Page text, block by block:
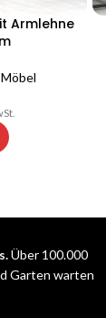
Armlehne
Möbel
Über 100.000
Garten warten